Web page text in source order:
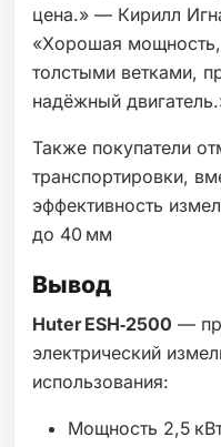
цена.» — Кирилл
«Хорошая
толстыми ветками,
надёжный
Также покупатели
транспортировки,
эффективность
до 40 мм
Вывод
Huter ESH‑2500 —
электрический
использования:
Мощность 2,5